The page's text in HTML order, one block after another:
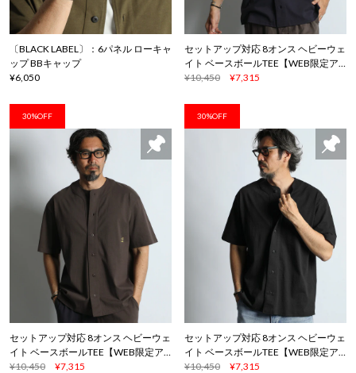
〔BLACK LABEL〕：6パネル ローキャ
ップ BBキャップ
¥6,050
セットアップ対応 8オンス ヘビーウェ
イト ベースボールTEE【WEB限定ア
イテム】
¥10,450 ¥7,315
30%OFF
セットアップ対応 8オンス ヘビーウェ
イト ベースボールTEE【WEB限定ア
イテム】
¥10,450 ¥7,315
30%OFF
セットアップ対応 8オンス ヘビーウェ
イト ベースボールTEE【WEB限定ア
イテム】
¥10,450 ¥7,315